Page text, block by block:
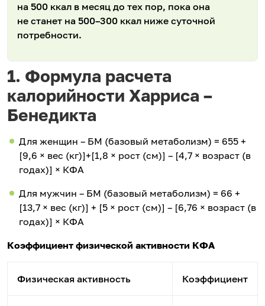
на 500 ккал в месяц до тех пор, пока она
не станет на 500–300 ккал ниже суточной
потребности.
1. Формула расчета
калорийности Харриса –
Бенедикта
Для женщин – БМ (базовый метаболизм) = 655 +
[9,6 × вес (кг)]+[1,8 × рост (см)] – [4,7 × возраст (в
годах)] × КФА
Для мужчин – БМ (базовый метаболизм) = 66 +
[13,7 × вес (кг)] + [5 × рост (см)] – [6,76 × возраст (в
годах)] × КФА
Коэффициент физической активности КФА
Физическая активность Коэффициент